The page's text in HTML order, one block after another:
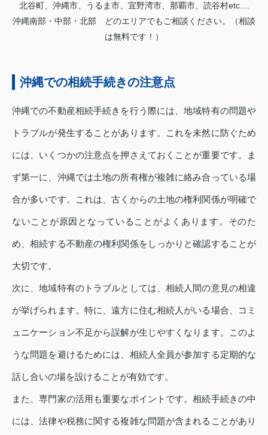
北谷町、沖縄市、うるま市、宜野湾市、那覇市、読谷村etc....
沖縄南部・中部・北部 どのエリアでもご相談ください。（相談
は無料です！）
沖縄での相続手続きの注意点
沖縄での不動産相続手続きを行う際には、地域特有の問題や
トラブルが発生することがあります。これを未然に防ぐため
には、いくつかの注意点を押さえておくことが重要です。ま
ず第一に、沖縄では土地の所有権が複雑に絡み合っている場
合が多いです。これは、古くからの土地の権利関係が明確で
ないことが原因となっていることがよくあります。そのた
め、相続する不動産の権利関係をしっかりと確認することが
大切です。
次に、地域特有のトラブルとしては、相続人間の意見の相違
が挙げられます。特に、遠方に住む相続人がいる場合、コミ
ュニケーション不足から誤解が生じやすくなります。このよ
うな問題を避けるためには、相続人全員が参加する定期的な
話し合いの場を設けることが有効です。
また、専門家の活用も重要なポイントです。相続手続きの中
には、法律や税務に関する複雑な問題が含まれることがあり